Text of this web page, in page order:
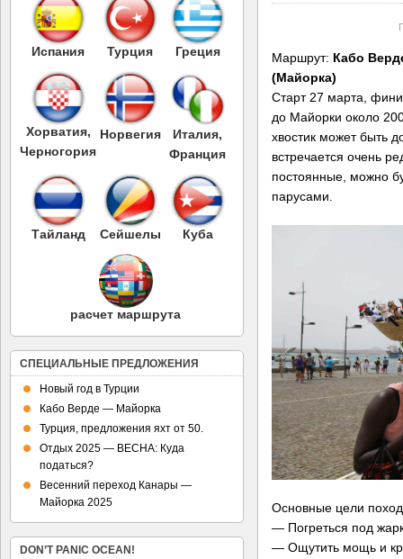
Маршрут: Кабо
(Майорка)
Старт 27 марта,
до Майорки около
хвостик может быть
встречается очень
постоянные, можно
парусами.
Основные цели
— Погреться под
— Ощутить мощь и
Испания Турция Греция
Хорватия,
Черногория
Норвегия
Италия,
Франция
Тайланд Сейшелы Куба
расчет маршрута
СПЕЦИАЛЬНЫЕ ПРЕДЛОЖЕНИЯ
Новый год в Турции
Кабо Верде — Майорка
Турция, предложения яхт от 50.
Отдых 2025 — ВЕСНА: Куда
податься?
Весенний переход Канары —
Майорка 2025
DON’T PANIC OCEAN!